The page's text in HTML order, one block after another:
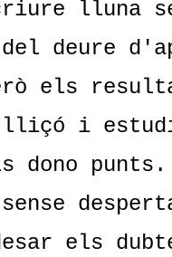
lluna
deure
els
lliçó i
dono punts.
els